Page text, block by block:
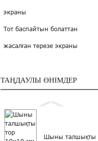
экраны
Тот баспайтын болаттан
жасалған терезе экраны
ТАҢДАУЛЫ ӨНІМДЕР
Шыны талшықты